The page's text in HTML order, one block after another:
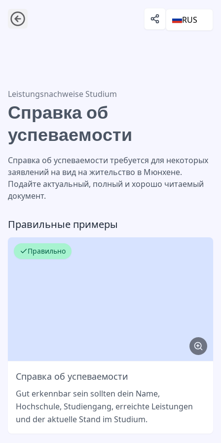
RUS
Справка об успеваемости
Leistungsnachweise Studium
Справка об
успеваемости
Справка об успеваемости требуется для некоторых
заявлений на вид на жительство в Мюнхене.
Подайте актуальный, полный и хорошо читаемый
документ.
Правильные примеры
Правильно
Справка об успеваемости
Gut erkennbar sein sollten dein Name,
Hochschule, Studiengang, erreichte Leistungen
und der aktuelle Stand im Studium.